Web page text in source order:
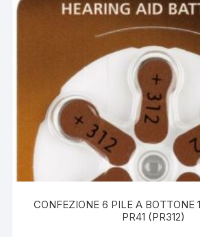
CONFEZIONE 6 PILE A BOTTONE
PR41 (PR312)